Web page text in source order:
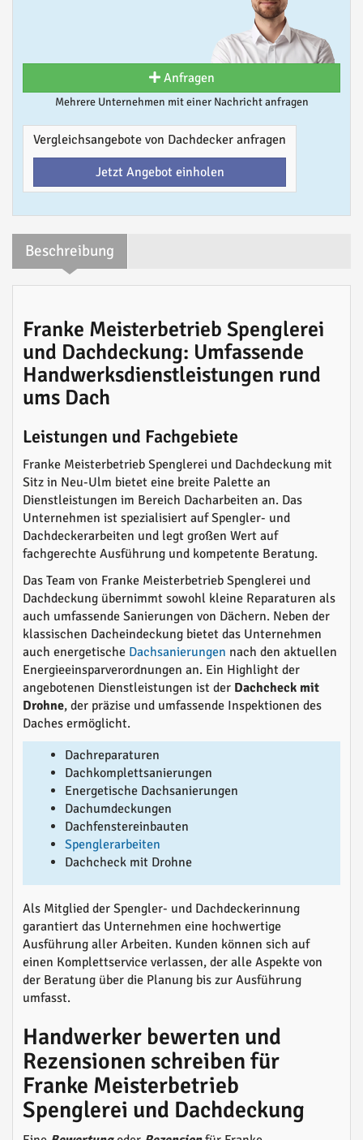
Anfragen
Mehrere Unternehmen mit einer Nachricht anfragen
Vergleichsangebote von Dachdecker anfragen
Jetzt Angebot einholen
Beschreibung
Franke Meisterbetrieb Spenglerei
und Dachdeckung: Umfassende
Handwerksdienstleistungen rund
ums Dach
Leistungen und Fachgebiete
Franke Meisterbetrieb Spenglerei und Dachdeckung mit
Sitz in Neu-Ulm bietet eine breite Palette an
Dienstleistungen im Bereich Dacharbeiten an. Das
Unternehmen ist spezialisiert auf Spengler- und
Dachdeckerarbeiten und legt großen Wert auf
fachgerechte Ausführung und kompetente Beratung.
Das Team von Franke Meisterbetrieb Spenglerei und
Dachdeckung übernimmt sowohl kleine Reparaturen als
auch umfassende Sanierungen von Dächern. Neben der
klassischen Dacheindeckung bietet das Unternehmen
auch energetische Dachsanierungen nach den aktuellen
Energieeinsparverordnungen an. Ein Highlight der
angebotenen Dienstleistungen ist der Dachcheck mit
Drohne, der präzise und umfassende Inspektionen des
Daches ermöglicht.
Dachreparaturen
Dachkomplettsanierungen
Energetische Dachsanierungen
Dachumdeckungen
Dachfenstereinbauten
Spenglerarbeiten
Dachcheck mit Drohne
Als Mitglied der Spengler- und Dachdeckerinnung
garantiert das Unternehmen eine hochwertige
Ausführung aller Arbeiten. Kunden können sich auf
einen Komplettservice verlassen, der alle Aspekte von
der Beratung über die Planung bis zur Ausführung
umfasst.
Handwerker bewerten und
Rezensionen schreiben für
Franke Meisterbetrieb
Spenglerei und Dachdeckung